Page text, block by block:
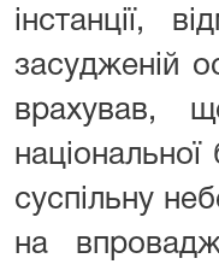
інстанції,
засудженій
врахував,
суспільну
на